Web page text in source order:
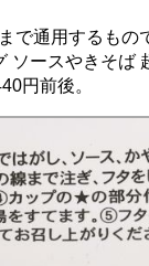
通用するもの
ースやきそば
円前後。